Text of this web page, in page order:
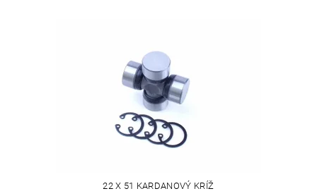
22 X 51 KARDANOVÝ KRÍŽ